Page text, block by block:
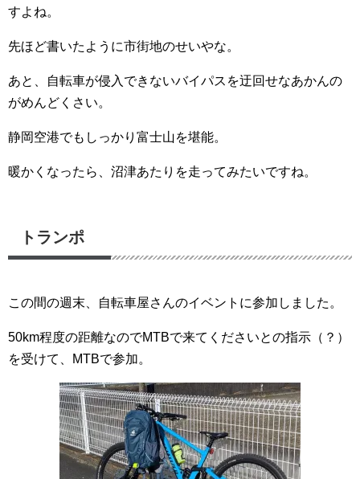
すよね。
先ほど書いたように市街地のせいやな。
あと、自転車が侵入できないバイパスを迂回せなあかんの
がめんどくさい。
静岡空港でもしっかり富士山を堪能。
暖かくなったら、沼津あたりを走ってみたいですね。
トランポ
この間の週末、自転車屋さんのイベントに参加しました。
50km程度の距離なのでMTBで来てくださいとの指示（？）
を受けて、MTBで参加。